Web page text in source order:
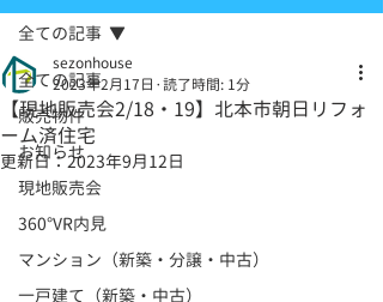
全ての記事
販売物件
お知らせ
現地販売会
360°VR内見
マンション（新築・分譲・中古）
一戸建て（新築・中古）
全ての記事
【現地販売会2/18・19】北本市朝日リフォ
ーム済住宅
sezonhouse
2023年2月17日 読了時間: 1分
更新日：2023年9月12日